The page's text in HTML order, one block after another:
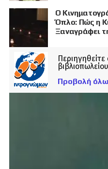
Ο
Όπλο: Πώς η
Ξαναγράφει
Προβολή